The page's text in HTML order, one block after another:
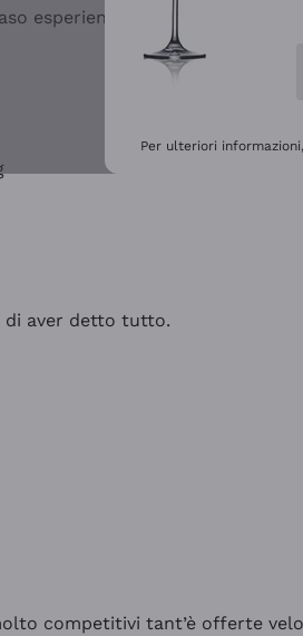
esperienza buona e lo
di aver detto tutto.
competitivi tant’è offerte
Per ulteriori